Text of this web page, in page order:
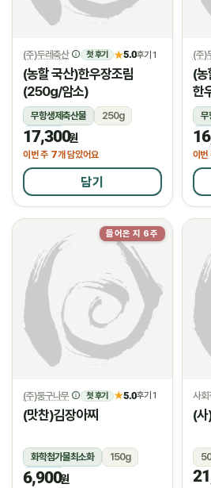
(주)두레축산 첫 후기 ★5.0후기 1
(농할 국산)한우장조림
(250g/암소)
무항생제축산물
250g
냉장
17,300원
이번 주 7개 담았어요
담기
(주)
(농
한
무
이번
들어온 지 6주
(주)둥구나무 첫 후기 ★5.0후기 1
(맛찬)김장아찌
화학첨가물최소화
150g
냉장
6,900원
사회
(